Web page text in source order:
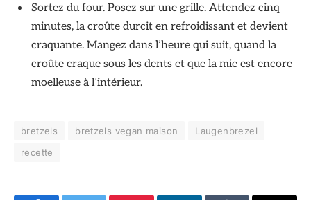
Sortez du four. Posez sur une grille. Attendez cinq
minutes, la croûte durcit en refroidissant et devient
craquante. Mangez dans l’heure qui suit, quand la
croûte craque sous les dents et que la mie est encore
moelleuse à l’intérieur.
bretzels bretzels vegan maison
Laugenbrezel
recette